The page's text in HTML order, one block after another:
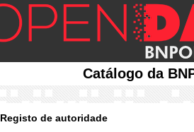
Catálogo da
Registo de autoridade